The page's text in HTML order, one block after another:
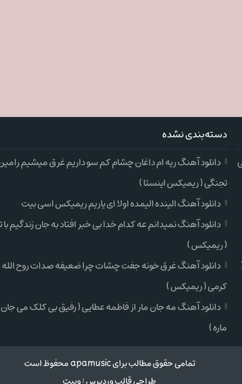
دسته‌بندی نشده
دانلود آهنگ ریه ام داغان چشام کم سو داریم غرق میشیم
تجنگی ( ریمیکس اینستا )
دانلود آهنگ الینده الیمده اولا ای یاریم ریمیکس اسی بیت
دانلود آهنگ نمیدانم عه کدام خدا بی خبر افتاد به جان زندگیم با
( ریمیکس )
دانلود آهنگ غرق خونه جفت چشات چرا ضعیفه صدات روح الله
کرمی ( ریمیکس )
دانلود آهنگ مه جان مار از فاطمه عطایی ( رفیق بی کلک می جان
ماره )
تمامی حقوق مطالب برای apamusic محفوظ است
طراحی قالب وردپرس:وبیت